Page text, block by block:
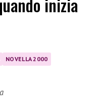
NOVELLA 2000